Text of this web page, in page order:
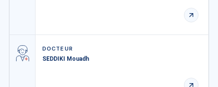
DOCTEUR
SEDDIKI Mouadh